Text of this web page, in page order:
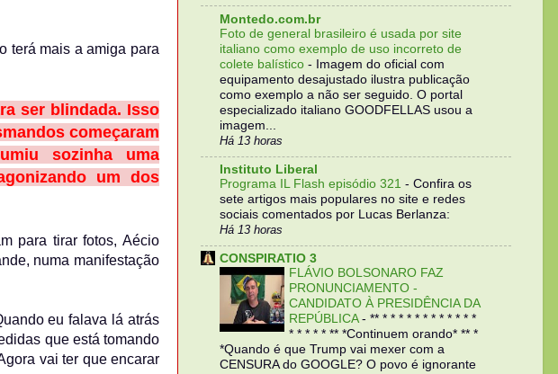
terá mais a amiga para
ser blindada. Isso
começaram
sozinha uma
um dos
para tirar fotos, Aécio
numa manifestação
eu falava lá atrás
que está tomando
vai ter que encarar
Montedo.com.br
Foto de general brasileiro é usada por site
italiano como exemplo de uso incorreto de
colete balístico -
Imagem do oficial com
equipamento desajustado ilustra publicação
como exemplo a não ser seguido. O portal
especializado italiano GOODFELLAS usou a
imagem...
Há 13 horas
Instituto Liberal
Programa IL Flash episódio 321 - Confira os
sete artigos mais populares no site e redes
sociais comentados por Lucas Berlanza:
Há 13 horas
CONSPIRATIO 3
FLÁVIO BOLSONARO FAZ
PRONUNCIAMENTO -
CANDIDATO À PRESIDÊNCIA DA
REPÚBLICA - ** * * * * * * * * * * * *
* * * * * ** *Continuem orando* ** *
*Quando é que Trump vai mexer com a
CENSURA do GOOGLE? O povo é ignorante